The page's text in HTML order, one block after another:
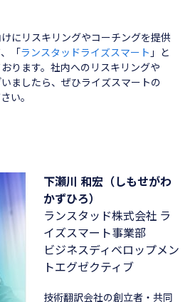
にリスキリングやコーチングを提供
「ランスタッドライズスマート 」と
ります。社内へのリスキリングや
ましたら、ぜひライズスマートの
い。
下瀬川 和宏（しもせがわ
かずひろ）
ランスタッド株式会社 ラ
イズスマート事業部
ビジネスディベロップメン
トエグゼクティブ
技術翻訳会社の創立者・共同